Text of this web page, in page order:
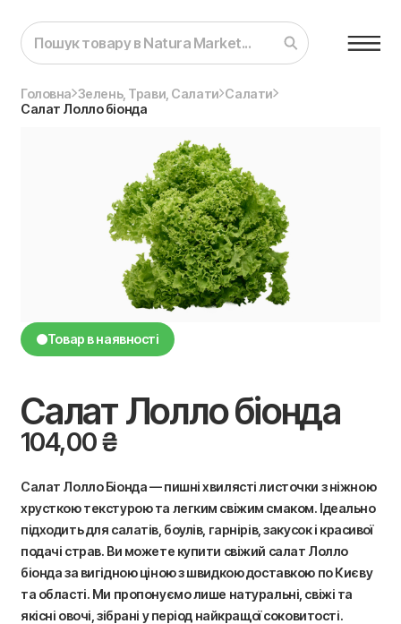
Головна Зелень, Трави, Салати Салати
Салат Лолло біонда
Товар в наявності
Салат Лолло біонда
104,00₴
Салат Лолло Біонда — пишні хвилясті листочки з ніжною
хрусткою текстурою та легким свіжим смаком. Ідеально
підходить для салатів, боулів, гарнірів, закусок і красивої
подачі страв. Ви можете купити свіжий салат Лолло
біонда за вигідною ціною з швидкою доставкою по Києву
та області. Ми пропонуємо лише натуральні, свіжі та
якісні овочі, зібрані у період найкращої соковитості.